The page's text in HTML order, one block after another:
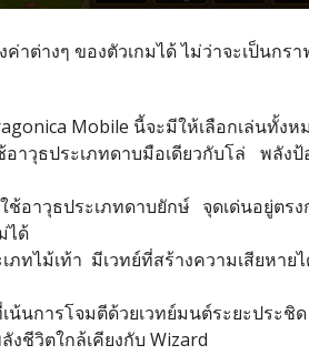
าต่างๆ ของตัวเกมได้ ไม่ว่าจะเป็นกร
Mobile นี้จะมีให้เลือกเล่นทั้ง
วุธประเภทดาบมือเดียวกับโล่ พลัง
อาวุธประเภทดาบยักษ์ จุดเด่นอยู่ตร
ได้
ภทไม้เท้า มีเวทย์ที่สร้างความเสียหา
นการโจมตีด้วยเวทย์มนต์ระยะประชิ
งชีวิตใกล้เคียงกับ Wizard